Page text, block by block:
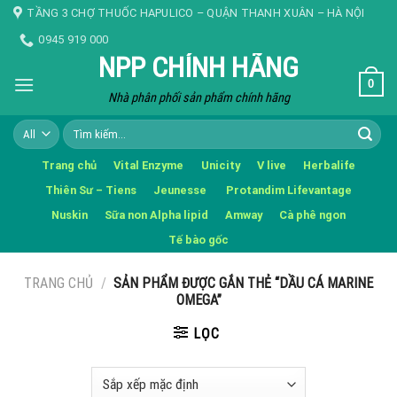
Skip TẦNG 3 CHỢ THUỐC HAPULICO – QUẬN THANH XUÂN – HÀ NỘI
0945 919 000
NPP CHÍNH HÃNG
Nhà phân phối sản phẩm chính hãng
0
Tìm
kiếm:
Trang chủ Vital Enzyme Unicity V live
Herbalife
Thiên Sư – Tiens
Jeunesse
Protandim Lifevantage
Nuskin
Sữa non Alpha lipid Amway
Cà phê ngon
Tế bào gốc
TRANG CHỦ / SẢN PHẨM ĐƯỢC GẮN THẺ “DẦU CÁ MARINE
OMEGA”
LỌC